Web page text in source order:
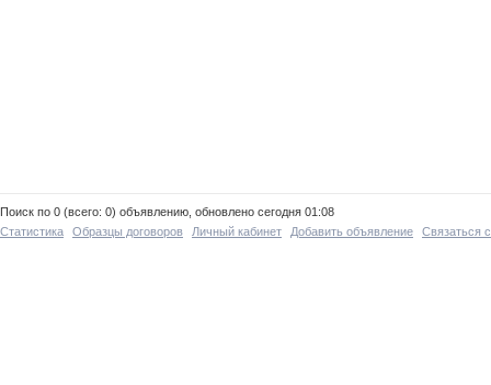
Поиск по 0 (всего: 0) объявлению, обновлено сегодня 01:08
Статистика
Образцы договоров Личный кабинет Добавить объявление Связаться